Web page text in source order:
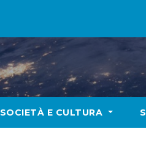
SOCIETÀ E CULTURA